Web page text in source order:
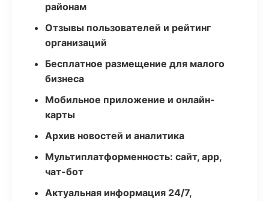
районам
Отзывы пользователей и рейтинг
организаций
Бесплатное размещение для малого
бизнеса
Мобильное приложение и онлайн-
карты
Архив новостей и аналитика
Мультиплатформенность: сайт, app,
чат-бот
Актуальная информация 24/7,